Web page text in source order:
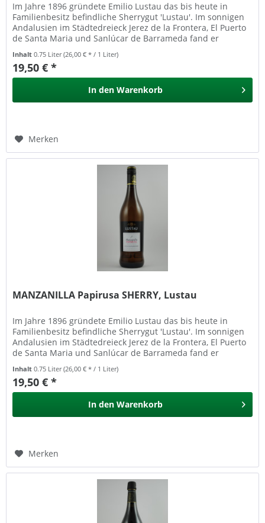
Im Jahre 1896 gründete Emilio Lustau das bis heute in
Familienbesitz befindliche Sherrygut 'Lustau'. Im sonnigen
Andalusien im Städtedreieck Jerez de la Frontera, El Puerto
de Santa Maria und Sanlúcar de Barrameda fand er
Inhalt0.75 Liter(26,00 € * / 1 Liter)
19,50 € *
In den Warenkorb
Merken
MANZANILLA Papirusa SHERRY, Lustau
Im Jahre 1896 gründete Emilio Lustau das bis heute in
Familienbesitz befindliche Sherrygut 'Lustau'. Im sonnigen
Andalusien im Städtedreieck Jerez de la Frontera, El Puerto
de Santa Maria und Sanlúcar de Barrameda fand er
Inhalt0.75 Liter(26,00 € * / 1 Liter)
19,50 € *
In den Warenkorb
Merken